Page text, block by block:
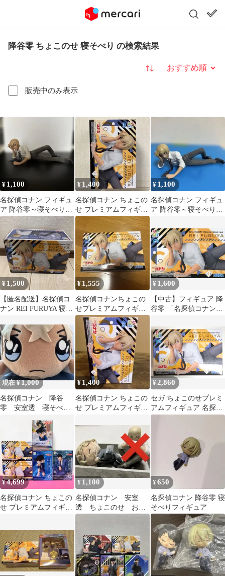
降谷零 ちょこのせ 寝そべり の検索結果
販売中のみ表示
並び替え
¥ 1,100
名探偵コナン フィギュ
ア 降谷零～寝そべり
Ver.ちょこのせプレミア
ムフィギュア
¥ 1,400
名探偵コナン ちょこの
せ プレミアムフィギュ
ア 降谷零
¥ 1,100
名探偵コナン フィギュ
ア 降谷零～寝そべり
ムフィギュア
¥ 1,500
【匿名配送】名探偵コ
ナン REI FURUYA 寝そ
¥ 1,555
名探偵コナンちょこの
せプレミアムフィギュ
ア 降谷零 寝そべり
¥ 1,600
【中古】フィギュア 降
谷零 「名探偵コナン」
フィギュア“降谷零”～
寝そべりVer.～
現在 ¥1,000
名探偵コナン 降谷
零 安室透 寝そべり
¥1,400
名探偵コナン ちょこの
せ プレミアムフィギュ
¥2,860
セガ ちょこのせプレミ
アムフィギュア 名探偵
コナン 降谷零 寝そべり
¥4,699
名探偵コナン ちょこの
せ プレミアムフィギュ
¥ 1,100
名探偵コナン 安室
透 ちょこのせ おや
すみぬいぐるみ
¥650
名探偵コナン 降谷零 寝
そべりフィギュア